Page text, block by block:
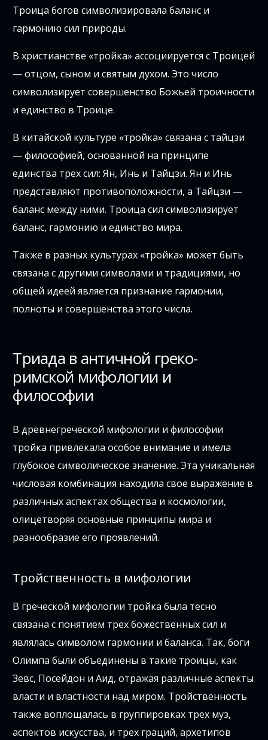
Троица богов символизировала баланс и
гармонию сил природы.
В христианстве «тройка» ассоциируется с Троицей
— отцом, сыном и святым духом. Это число
символизирует совершенство Божьей троичности
и единство в Троице.
В китайской культуре «тройка» связана с тайцзи
— философией, основанной на принципе
единства трех сил: Ян, Инь и Тайцзи. Ян и Инь
представляют противоположности, а Тайцзи —
баланс между ними. Троица сил символизирует
баланс, гармонию и единство мира.
Также в разных культурах «тройка» может быть
связана с другими символами и традициями, но
общей идеей является признание гармонии,
полноты и совершенства этого числа.
Триада в античной греко-
римской мифологии и
философии
В древнегреческой мифологии и философии
тройка привлекала особое внимание и имела
глубокое символическое значение. Эта уникальная
числовая комбинация находила свое выражение в
различных аспектах общества и космологии,
олицетворяя основные принципы мира и
разнообразие его проявлений.
Тройственность в мифологии
В греческой мифологии тройка была тесно
связана с понятием трех божественных сил и
являлась символом гармонии и баланса. Так, боги
Олимпа были объединены в такие троицы, как
Зевс, Посейдон и Аид, отражая различные аспекты
власти и властности над миром. Тройственность
также воплощалась в группировках трех муз,
аспектов искусства, и трех граций, архетипов